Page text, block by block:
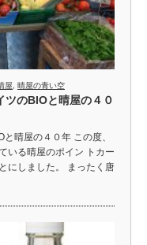
屋 晴屋の青い空
のBIOと晴屋の４０
晴屋の４０年 この度、
いる晴屋のポイン トカー
にしました。 まったく唐